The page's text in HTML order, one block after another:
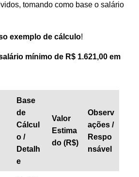
tomando como base o salário
exemplo de cálculo!
mínimo de R$ 1.621,00 em
Base
de
Cálcul
o /
Detalh
e
Valor
Estima
do (R$)
Observ
ações /
Respo
nsável